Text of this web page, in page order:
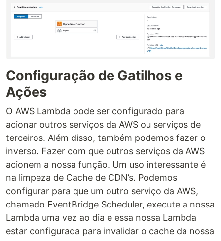
Configuração de Gatilhos e
Ações
O AWS Lambda pode ser configurado para
acionar outros serviços da AWS ou serviços de
terceiros. Além disso, também podemos fazer o
inverso. Fazer com que outros serviços da AWS
acionem a nossa função. Um uso interessante é
na limpeza de Cache de CDN’s. Podemos
configurar para que um outro serviço da AWS,
chamado EventBridge Scheduler, execute a nossa
Lambda uma vez ao dia e essa nossa Lambda
estar configurada para invalidar o cache da nossa